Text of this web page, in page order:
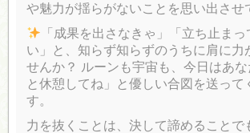
や魅力が揺らがないことを思い出させ
「成果を出さなきゃ」「立ち止ま
い」と、知らず知らずのうちに肩に力
せんか？ ルーンも宇宙も、今日はあ
と休憩してね」と優しい合図を送って
す。
力を抜くことは、決して諦めることで